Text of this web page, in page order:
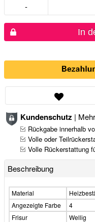
-
In
Kundenschutz |
Rückgabe innerhalb
Volle oder
Volle Rückerstattung
Beschreibung
Material
Angezeigte Farbe
4
Frisur
Wellig